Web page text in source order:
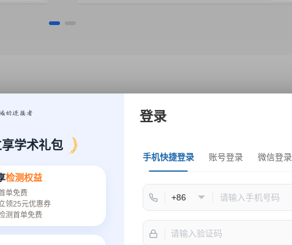
学术礼包
检测权益
单免费
领25元优惠券
测首单免费
登录
手机快捷登录 账号登录 微信登录